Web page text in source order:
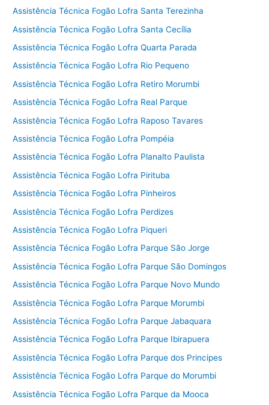
Assistência Técnica Fogão Lofra Santa Terezinha
Assistência Técnica Fogão Lofra Santa Cecília
Assistência Técnica Fogão Lofra Quarta Parada
Assistência Técnica Fogão Lofra Rio Pequeno
Assistência Técnica Fogão Lofra Retiro Morumbi
Assistência Técnica Fogão Lofra Real Parque
Assistência Técnica Fogão Lofra Raposo Tavares
Assistência Técnica Fogão Lofra Pompéia
Assistência Técnica Fogão Lofra Planalto Paulista
Assistência Técnica Fogão Lofra Pirituba
Assistência Técnica Fogão Lofra Pinheiros
Assistência Técnica Fogão Lofra Perdizes
Assistência Técnica Fogão Lofra Piqueri
Assistência Técnica Fogão Lofra Parque São Jorge
Assistência Técnica Fogão Lofra Parque São Domingos
Assistência Técnica Fogão Lofra Parque Novo Mundo
Assistência Técnica Fogão Lofra Parque Morumbi
Assistência Técnica Fogão Lofra Parque Jabaquara
Assistência Técnica Fogão Lofra Parque Ibirapuera
Assistência Técnica Fogão Lofra Parque dos Principes
Assistência Técnica Fogão Lofra Parque do Morumbi
Assistência Técnica Fogão Lofra Parque da Mooca